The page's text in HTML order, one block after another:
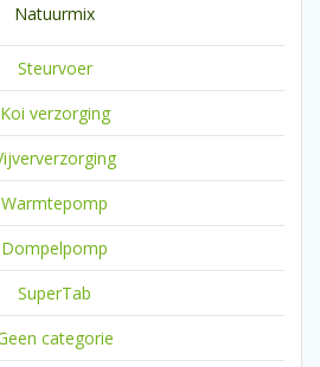
Natuurmix
Steurvoer
Koi verzorging
Warmtepomp
Dompelpomp
SuperTab
categorie